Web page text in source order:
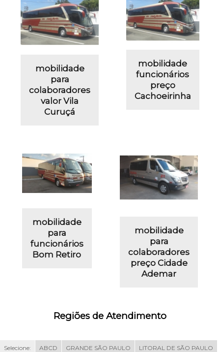
mobilidade
para
colaboradores
valor Vila
Curuçá
mobilidade
funcionários
preço
Cachoeirinha
mobilidade
para
funcionários
Bom Retiro
mobilidade
para
colaboradores
preço Cidade
Ademar
Regiões de Atendimento
Selecione: ABCD GRANDE SÃO PAULO LITORAL DE SÃO PAULO